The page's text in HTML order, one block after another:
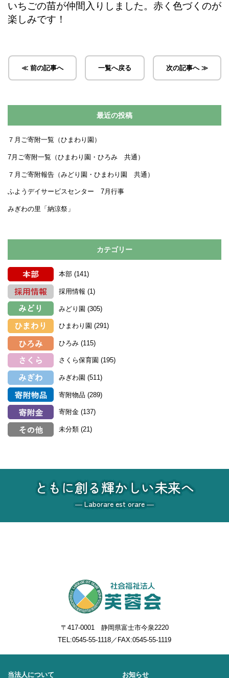
いちごの苗が仲間入りしました。赤く色づくのが
楽しみです！
≪ 前の記事へ 一覧へ戻る 次の記事へ ≫
最近の投稿
７月ご寄附一覧（ひまわり園）
7月ご寄附一覧（ひまわり園・ひろみ 共通）
７月ご寄附報告（みどり園・ひまわり園 共通）
ふようデイサービスセンター 7月行事
みぎわの里「納涼祭」
カテゴリー
本部 (141)
採用情報 (1)
みどり園 (305)
ひまわり園 (291)
ひろみ (115)
さくら保育園 (195)
みぎわ園 (511)
寄附物品 (289)
寄附金 (137)
未分類 (21)
ともに創る輝かしい未来へ
― Laborare est orare ―
〒417-0001 静岡県富士市今泉2220
TEL:0545-55-1118 ／FAX:0545-55-1119
当法人について お知らせ